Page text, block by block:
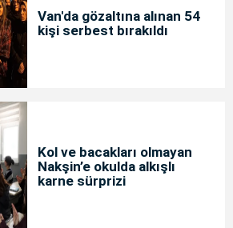
Van'da gözaltına alınan 54
kişi serbest bırakıldı
Kol ve bacakları olmayan
Nakşin’e okulda alkışlı
karne sürprizi